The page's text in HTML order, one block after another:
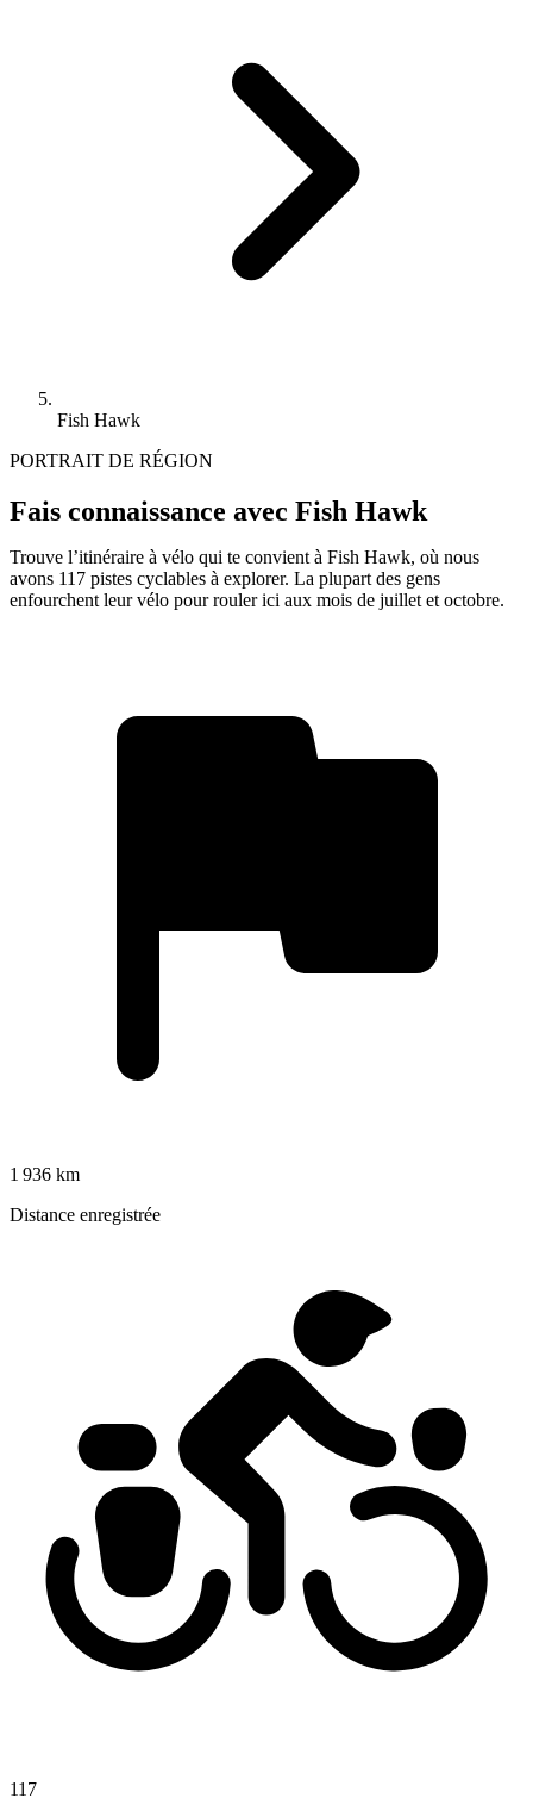
Fish Hawk
PORTRAIT DE RÉGION
Fais connaissance avec Fish Hawk
Trouve l’itinéraire à vélo qui te convient à Fish Hawk, où nous
avons 117 pistes cyclables à explorer. La plupart des gens
enfourchent leur vélo pour rouler ici aux mois de juillet et octobre.
1 936 km
Distance enregistrée
117